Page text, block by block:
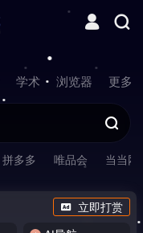
学术 浏览器 更多
拼多多 唯品会 当当网
立即打赏